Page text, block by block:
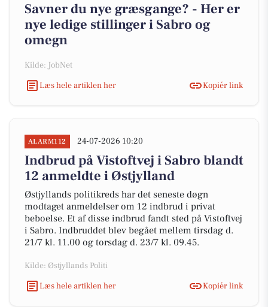
Savner du nye græsgange? - Her er
nye ledige stillinger i Sabro og
omegn
Kilde: JobNet
Læs hele artiklen her
Kopiér link
ALARM112 24-07-2026 10:20
Indbrud på Vistoftvej i Sabro blandt
12 anmeldte i Østjylland
Østjyllands politikreds har det seneste døgn
modtaget anmeldelser om 12 indbrud i privat
beboelse. Et af disse indbrud fandt sted på Vistoftvej
i Sabro. Indbruddet blev begået mellem tirsdag d.
21/7 kl. 11.00 og torsdag d. 23/7 kl. 09.45.
Kilde: Østjyllands Politi
Læs hele artiklen her
Kopiér link